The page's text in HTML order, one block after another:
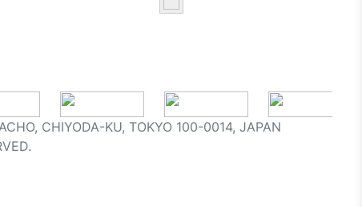
CHIYODA-KU, TOKYO 100-0014, JAPAN